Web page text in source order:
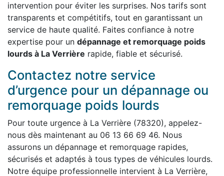
intervention pour éviter les surprises. Nos tarifs sont
transparents et compétitifs, tout en garantissant un
service de haute qualité. Faites confiance à notre
expertise pour un dépannage et remorquage poids
lourds à La Verrière rapide, fiable et sécurisé.
Contactez notre service
d’urgence pour un dépannage ou
remorquage poids lourds
Pour toute urgence à La Verrière (78320), appelez-
nous dès maintenant au 06 13 66 69 46. Nous
assurons un dépannage et remorquage rapides,
sécurisés et adaptés à tous types de véhicules lourds.
Notre équipe professionnelle intervient à La Verrière,